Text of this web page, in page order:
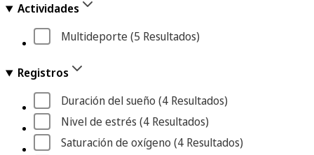
Actividades
Multideporte (5 Resultados)
Registros
Duración del sueño (4 Resultados)
Nivel de estrés (4 Resultados)
Saturación de oxígeno (4 Resultados)